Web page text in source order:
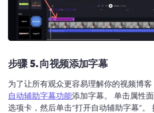
步骤 5.向视频添加字幕
为了让所有观众更容易理解你的视频博
自动辅助字幕功能添加字幕。 单击属性
选项卡，然后单击“打开自动辅助字幕”。